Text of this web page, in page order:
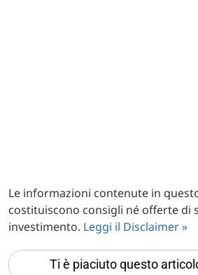
Le informazioni contenute in
costituiscono consigli né offerte di
investimento. Leggi il Disclaimer »
Ti è piaciuto questo